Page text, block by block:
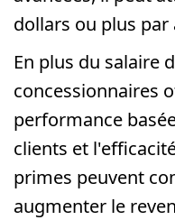
dollars ou plus par
En plus du salaire
concessionnaires
performance
clients et
primes peuvent
augmenter le